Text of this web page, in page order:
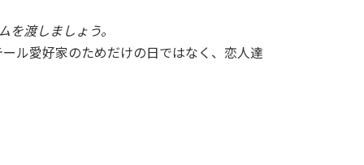
渡しましょう。
ル愛好家のためだけの日ではなく、恋人達